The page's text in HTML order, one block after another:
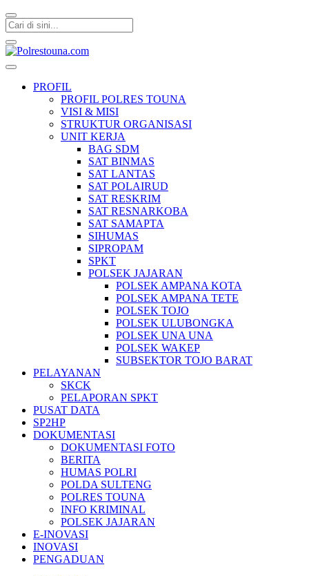
PROFIL
PROFIL POLRES TOUNA
VISI & MISI
STRUKTUR ORGANISASI
UNIT KERJA
BAG SDM
SAT BINMAS
SAT LANTAS
SAT POLAIRUD
SAT RESKRIM
SAT RESNARKOBA
SAT SAMAPTA
SIHUMAS
SIPROPAM
SPKT
POLSEK JAJARAN
POLSEK AMPANA KOTA
POLSEK AMPANA TETE
POLSEK TOJO
POLSEK ULUBONGKA
POLSEK UNA UNA
POLSEK WAKEP
SUBSEKTOR TOJO BARAT
PELAYANAN
SKCK
PELAPORAN SPKT
PUSAT DATA
SP2HP
DOKUMENTASI
DOKUMENTASI FOTO
BERITA
HUMAS POLRI
POLDA SULTENG
POLRES TOUNA
INFO KRIMINAL
POLSEK JAJARAN
E-INOVASI
INOVASI
PENGADUAN